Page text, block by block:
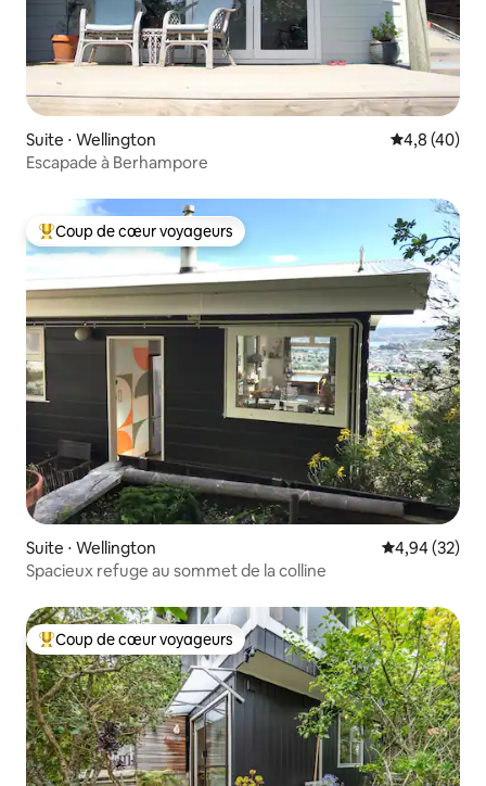
Suite ⋅ Wellington Évaluation
4,8 (40)
Escapade à Berhampore
Coups de cœur voyageurs les plus appréciés
Coup de cœur voyageurs
Suite ⋅ Wellington Évaluation
4,94 (32)
Spacieux refuge au sommet de la colline
Coups de cœur voyageurs les plus appréciés
Coup de cœur voyageurs